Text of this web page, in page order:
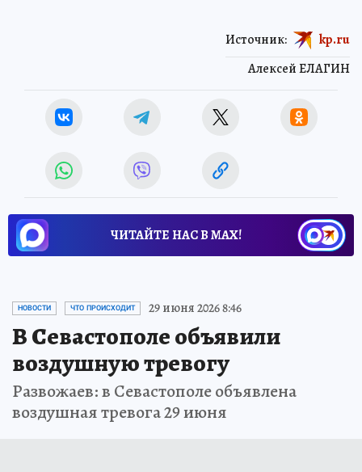
Алексей ЕЛАГИН
Источник: kp.ru
ЧИТАЙТЕ НАС В МАХ!
НОВОСТИ ЧТО ПРОИСХОДИТ 29 июня 2026 8:46
В Севастополе объявили
воздушную тревогу
Развожаев: в Севастополе объявлена
воздушная тревога 29 июня